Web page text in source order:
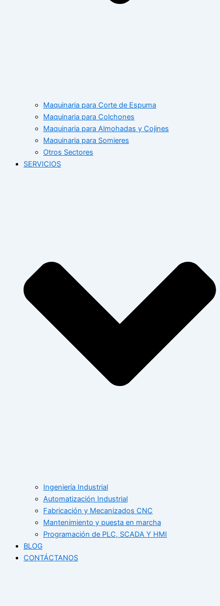
Maquinaria para Corte de Espuma
Maquinaria para Colchones
Maquinaria para Almohadas y Cojines
Maquinaria para Somieres
Otros Sectores
SERVICIOS
Ingeniería Industrial
Automatización Industrial
Fabricación y Mecanizados CNC
Mantenimiento y puesta en marcha
Programación de PLC, SCADA Y HMI
BLOG
CONTÁCTANOS